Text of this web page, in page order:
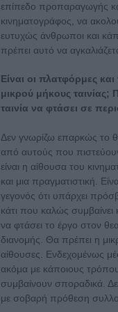
επίπεδο προπαραγωγής
κινηματογράφος, να
ευτυχώς άνθρωποι και
πρέπει αυτό να
Είναι οι πλατφόρμες
μικρού μήκους ταινίας;
ταινία να φτάσει σε
Δεν γνωρίζω επαρκώς το
από αυτούς που πιστεύουν
είναι η αίθουσα του
και μια πραγματιστική.
γεγονός ότι υπάρχει
κάτι που καλώς
να φτάσει το έργο στον
διανομής. Θα πρέπει η
αίθουσες. Ενδεχομένως
ακόμα με κάποιους
συμβαίνουν σποραδικά.
με σοβαρή πρόθεση